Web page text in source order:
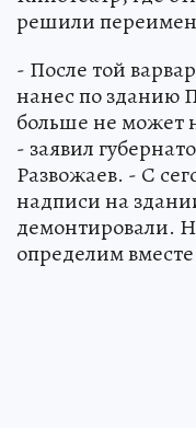
решили
- После той
нанес по зданию
больше не может
- заявил
Развожаев. - С
надписи на
демонтировали.
определим